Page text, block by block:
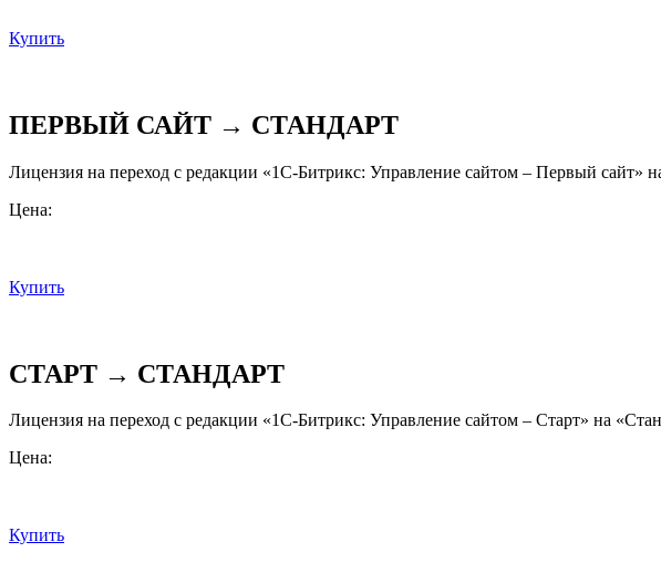
Купить
ПЕРВЫЙ САЙТ → СТАНДАРТ
Лицензия на переход с редакции «1С-Битрикс: Управление сайтом – Первый сайт»
Цена:
Купить
СТАРТ → СТАНДАРТ
Лицензия на переход с редакции «1С-Битрикс: Управление сайтом – Старт» на
Цена:
Купить